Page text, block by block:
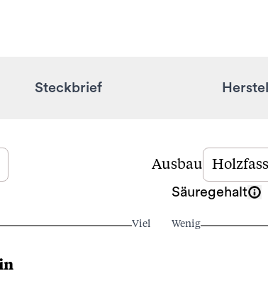
Steckbrief
Ausbau Holzfass
Viel
Säuregehalt
Wenig